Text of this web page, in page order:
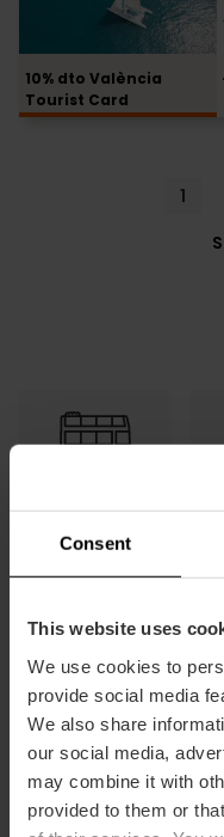
Consent
This website uses
We use cookies to
provide social media
We also share
our social media,
may combine it with
provided to them or
10% dto València
Tourist Card
la
costa
de
1
Preguntas
frecuentes